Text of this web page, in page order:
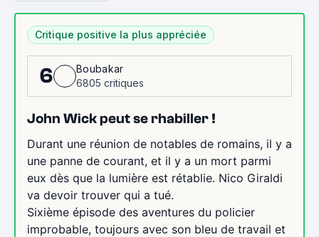
Critique positive la plus appréciée
6
Boubakar
6805 critiques
John Wick peut se rhabiller !
Durant une réunion de notables de romains, il y a
une panne de courant, et il y a un mort parmi
eux dès que la lumière est rétablie. Nico Giraldi
va devoir trouver qui a tué.
Sixième épisode des aventures du policier
improbable, toujours avec son bleu de travail et